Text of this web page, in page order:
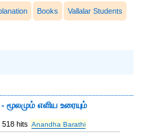
Books Vallalar Students
‍எளிய உரையும்
518 hits Anandha Barathi